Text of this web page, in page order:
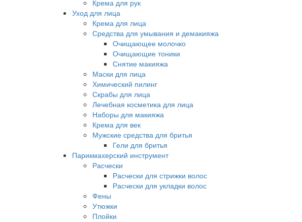
Крема для рук
Уход для лица
Крема для лица
Средства для умывания и демакияжа
Очищающее молочко
Очищающие тоники
Снятие макияжа
Маски для лица
Химический пилинг
Скрабы для лица
Лечебная косметика для лица
Наборы для макияжа
Крема для век
Мужские средства для бритья
Гели для бритья
Парикмахерский инструмент
Расчески
Расчески для стрижки волос
Расчески для укладки волос
Фены
Утюжки
Плойки